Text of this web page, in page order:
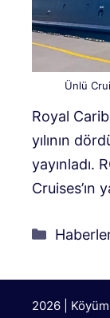
Ünlü
Royal
yılının
yayınladı.
Cruises’ın
2026 |